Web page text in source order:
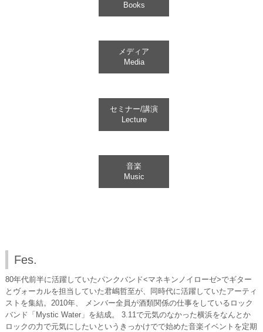
Books
メディア
Media
セミナー/講演
Lecture
音楽
Music
Fes.
80年代前半に活躍していたパンクバンド<マネキンノイローゼ>でギター
とヴォーカルを担当していた君嶋哲至が、同時代に活躍していたアーティ
ストを集結。2010年、 メンバー全員が酒類関係の仕事をしているロック
バンド「Mystic Water」を結成。 3.11で元気のなかった横浜をなんとか
ロックの力で元気にしたいというきっかけでで始めた音楽イベントを定期